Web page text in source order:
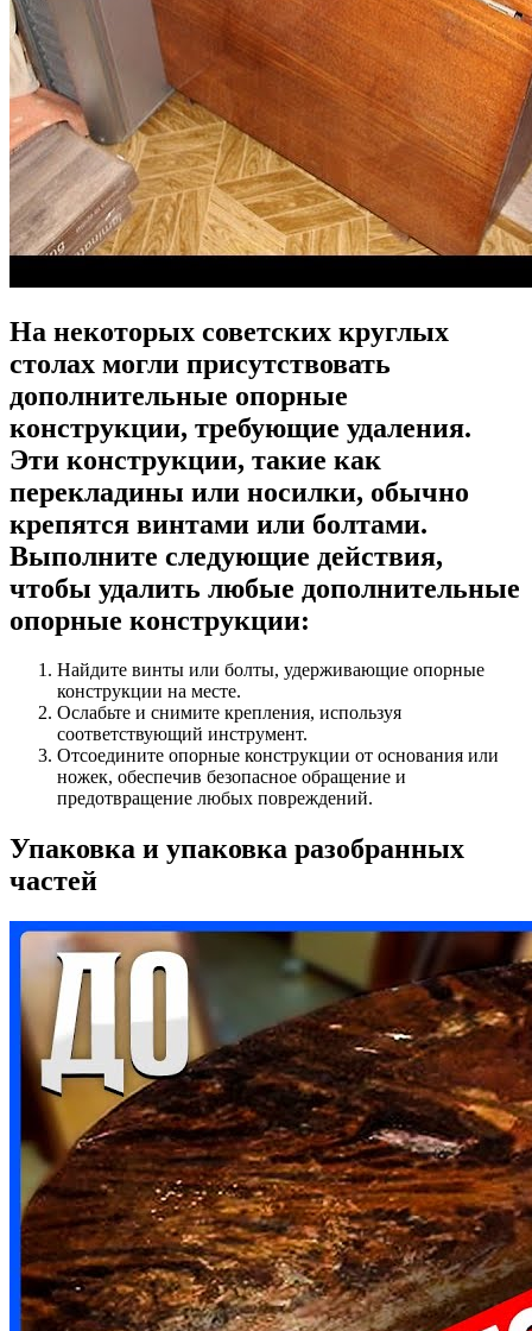
На некоторых советских круглых
столах могли присутствовать
дополнительные опорные
конструкции, требующие удаления.
Эти конструкции, такие как
перекладины или носилки, обычно
крепятся винтами или болтами.
Выполните следующие действия,
чтобы удалить любые дополнительные
опорные конструкции:
Найдите винты или болты, удерживающие опорные
конструкции на месте.
Ослабьте и снимите крепления, используя
соответствующий инструмент.
Отсоедините опорные конструкции от основания или
ножек, обеспечив безопасное обращение и
предотвращение любых повреждений.
Упаковка и упаковка разобранных
частей